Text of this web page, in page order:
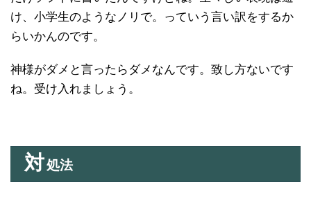
け、小学生のようなノリで。っていう言い訳をするか
らいかんのです。
神様がダメと言ったらダメなんです。致し方ないです
ね。受け入れましょう。
対処法